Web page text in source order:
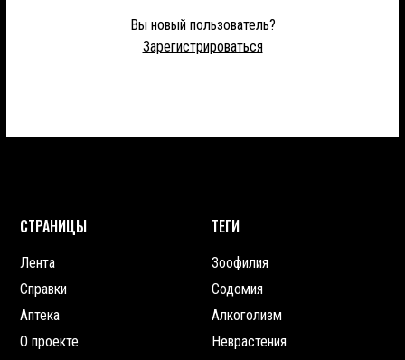
Вы новый пользователь?
Зарегистрироваться
СТРАНИЦЫ
Лента
Справки
Аптека
О проекте
ТЕГИ
Зоофилия
Содомия
Алкоголизм
Неврастения